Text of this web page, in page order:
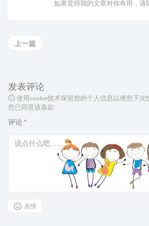
如果觉得我的文章对你有用，请
上一篇
发表评论
使用cookie技术保留您的个人信息以便您下
您已同意该条款
评论 *
表情